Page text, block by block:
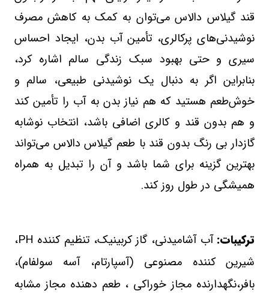
قند گیلاس دالاس می‌توان به کمک به کاهش مصرف
نوشیدنی‌های پرکالری، تأمین آب بدن، ایجاد احساس
سیری و حتی بهبود سبک زندگی سالم اشاره کرد،
بنابراین اگر به دنبال یک نوشیدنی طبیعی، سالم و
خوش‌طعم هستید که هم نیاز بدن به آب را تأمین کند
و هم بدون قند و کالری اضافی باشد، انتخابنوشابه
گازدار بی رنگ بدون قند با طعم گیلاس دالاس می‌تواند
بهترین گزینه برای شما باشد و آن را تبدیل به همراه
همیشگی در طول روز کند.
ترکیبات: آب آشامیدنی، گاز کربینیک، تنظیم کننده PH،
شیرین کننده مصنوعی (آسپارتام، آسه سولفام)،
بافر،نگهدارنده مجاز خوراکی ، طعم دهنده مجاز مشابه